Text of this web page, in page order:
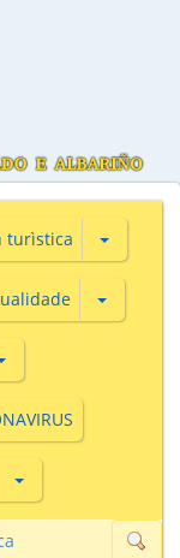
Concello
turìstica
de Concellerías
de E-
Subsecciones de